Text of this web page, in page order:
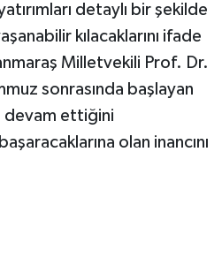
detaylı bir şekilde
kılacaklarını ifade
Milletvekili Prof. Dr.
sonrasında başlayan
devam ettiğini
olan inancını